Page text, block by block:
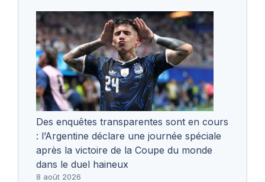
Des enquêtes transparentes sont en cours
: l’Argentine déclare une journée spéciale
après la victoire de la Coupe du monde
dans le duel haineux
8 août 2026